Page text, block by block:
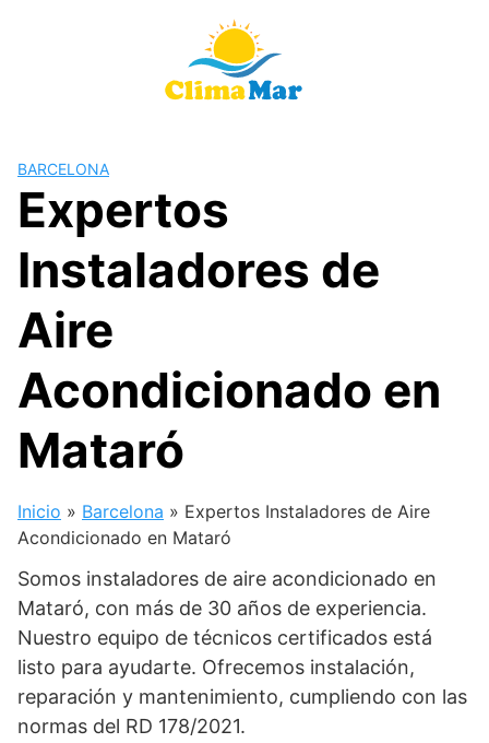
BARCELONA
Expertos
Instaladores de
Aire
Acondicionado en
Mataró
Inicio » Barcelona » Expertos Instaladores de Aire
Acondicionado en Mataró
Somos instaladores de aire acondicionado en
Mataró, con más de 30 años de experiencia.
Nuestro equipo de técnicos certificados está
listo para ayudarte. Ofrecemos instalación,
reparación y mantenimiento, cumpliendo con las
normas del RD 178/2021.